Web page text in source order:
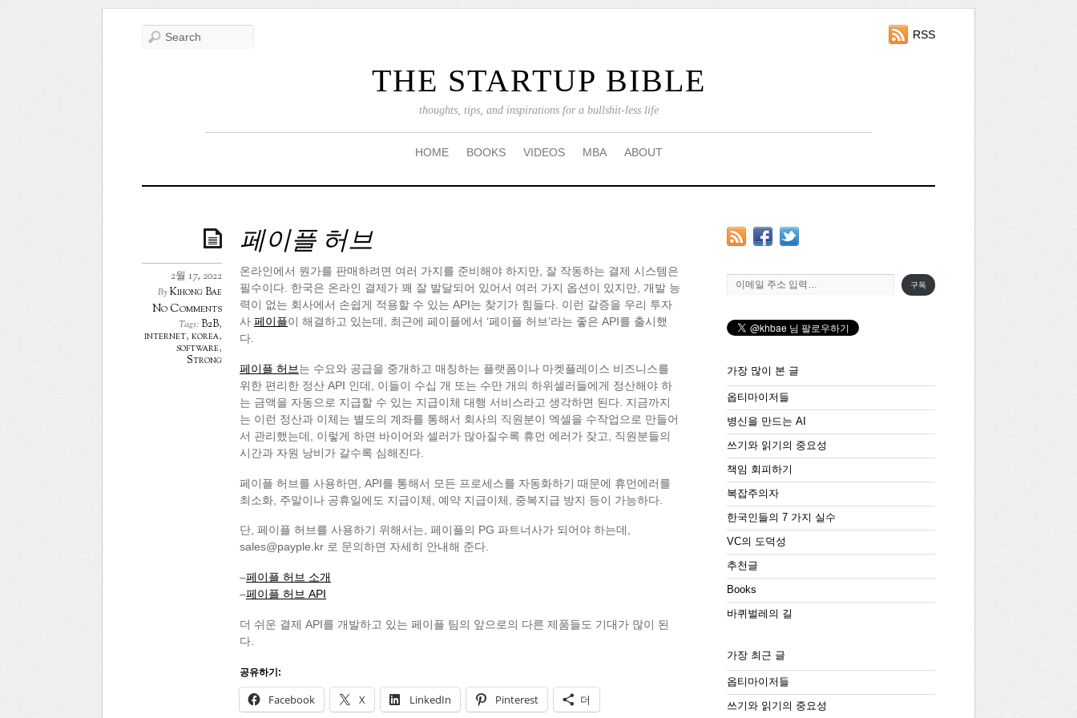
THE STARTUP BIBLE
thoughts, tips, and inspirations for a bullshit-less life
RSS
HOME BOOKS VIDEOS MBA ABOUT
페이플 허브
2월 17, 2022
ByKihong Bae
No Comments
Tags: B2B,
internet, korea,
software,
Strong
온라인에서 뭔가를 판매하려면 여러 가지를 준비해야 하지만, 잘 작동하는 결제 시스템은
필수이다. 한국은 온라인 결제가 꽤 잘 발달되어 있어서 여러 가지 옵션이 있지만, 개발 능
력이 없는 회사에서 손쉽게 적용할 수 있는 API는 찾기가 힘들다. 이런 갈증을 우리 투자
사 페이플이 해결하고 있는데, 최근에 페이플에서 ‘페이플 허브’라는 좋은 API를 출시했
다.
페이플 허브는 수요와 공급을 중개하고 매칭하는 플랫폼이나 마켓플레이스 비즈니스를
위한 편리한 정산 API 인데, 이들이 수십 개 또는 수만 개의 하위셀러들에게 정산해야 하
는 금액을 자동으로 지급할 수 있는 지급이체 대행 서비스라고 생각하면 된다. 지금까지
는 이런 정산과 이체는 별도의 계좌를 통해서 회사의 직원분이 엑셀을 수작업으로 만들어
서 관리했는데, 이렇게 하면 바이어와 셀러가 많아질수록 휴먼 에러가 잦고, 직원분들의
시간과 자원 낭비가 갈수록 심해진다.
페이플 허브를 사용하면, API를 통해서 모든 프로세스를 자동화하기 때문에 휴먼에러를
최소화, 주말이나 공휴일에도 지급이체, 예약 지급이체, 중복지급 방지 등이 가능하다.
단, 페이플 허브를 사용하기 위해서는, 페이플의 PG 파트너사가 되어야 하는데,
sales@payple.kr 로 문의하면 자세히 안내해 준다.
–페이플 허브 소개
–페이플 허브 API
더 쉬운 결제 API를 개발하고 있는 페이플 팀의 앞으로의 다른 제품들도 기대가 많이 된
다.
공유하기:
Facebook X LinkedIn Pinterest 더
이메일 주소 입력…
구독
가장 많이 본 글
옵티마이저들
병신을 만드는 AI
쓰기와 읽기의 중요성
책임 회피하기
복잡주의자
한국인들의 7 가지 실수
VC의 도덕성
추천글
Books
바퀴벌레의 길
가장 최근 글
옵티마이저들
쓰기와 읽기의 중요성